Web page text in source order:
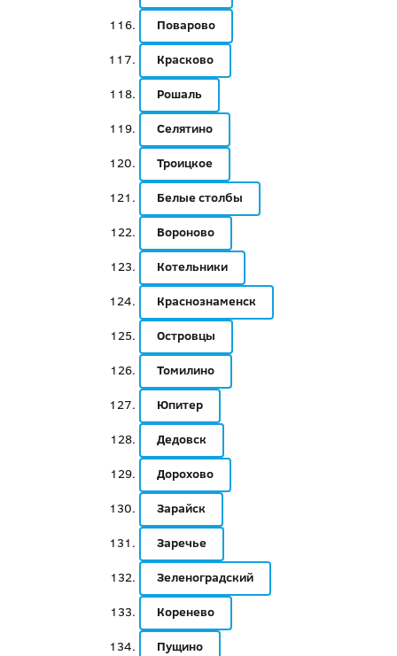
Поварово
Красково
Рошаль
Селятино
Троицкое
Белые столбы
Вороново
Котельники
Краснознаменск
Островцы
Томилино
Юпитер
Дедовск
Дорохово
Зарайск
Заречье
Зеленоградский
Коренево
Пущино